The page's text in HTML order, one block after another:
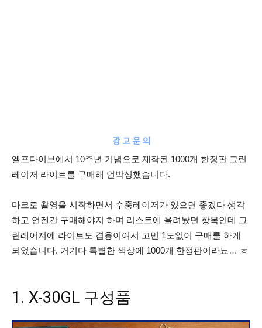
엘프다이브에서 10주년 기념으로 제작된 1000개 한정판 그린
레이저 라이트를 구매해 언박싱했습니다.
마크로 촬영을 시작하면서 수중레이저가 있으면 좋겠다 생각
하고 언젠간 구매해야지 하며 리스트에 올려놨던 항목인데 그
린레이저에 라이트도 겸용이여서 고민 1도없이 구매를 하게
되었습니다. 거기다 특별한 색상에 1000개 한정판이라뇨… ㅎ
1. X-30GL 구성품